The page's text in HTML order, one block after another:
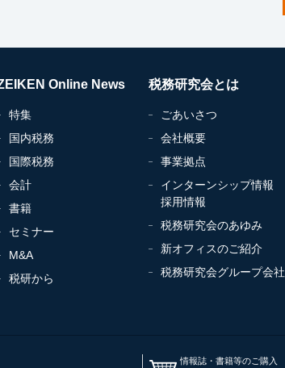
Online News
特集
国内税務
国際税務
会計
書籍
セミナー
M&A
税研から
税務研究会とは
ごあいさつ
会社概要
事業拠点
インターンシップ情報
採用情報
税務研究会のあゆみ
新オフィスのご紹介
税務研究会グループ会社
情報誌・書籍等のご購入